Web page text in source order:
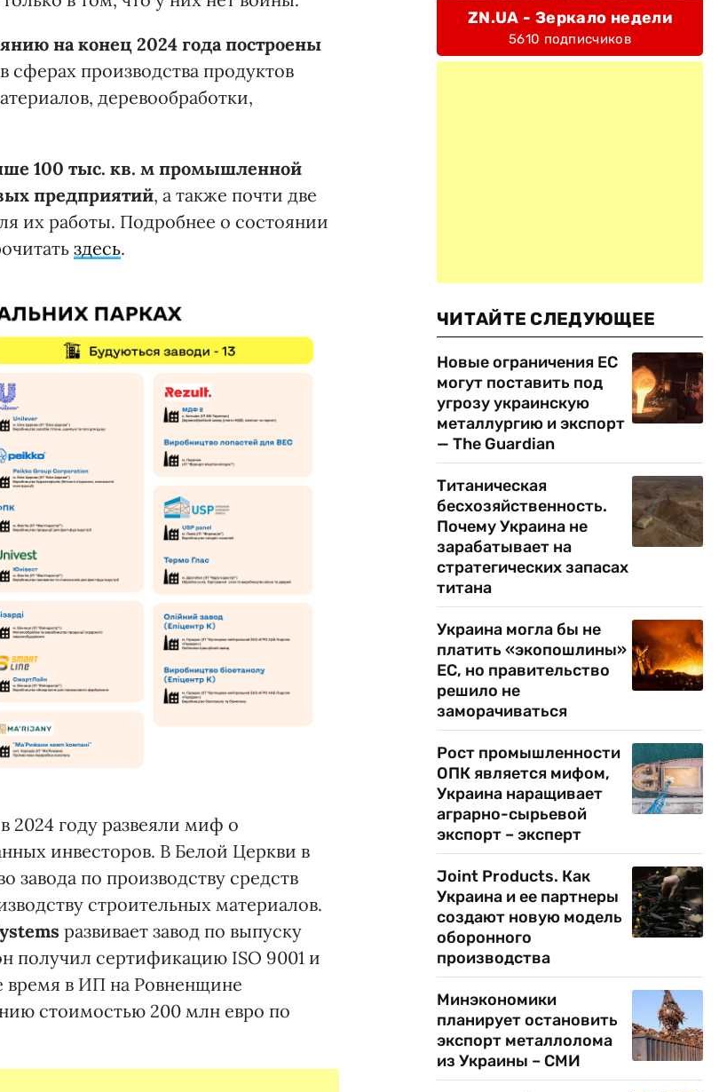
на конец 2024 года построены
сферах производства продуктов
деревообработки,
100 тыс. кв. м промышленной
предприятий, а также почти две
их работы. Подробнее о состоянии
здесь.
2024 году развеяли миф о
инвесторов. В Белой Церкви в
завода по производству средств
строительных материалов.
развивает завод по выпуску
получил сертификацию ISO 9001 и
время в ИП на Ровненщине
стоимостью 200 млн евро по
ZN.UA - Зеркало недели
5610 подписчиков
ЧИТАЙТЕ СЛЕДУЮЩЕЕ
Новые ограничения ЕС
могут поставить под
угрозу украинскую
металлургию и экспорт
— The Guardian
Титаническая
бесхозяйственность.
Почему Украина не
зарабатывает на
стратегических запасах
титана
Украина могла бы не
платить «экопошлины»
ЕС, но правительство
решило не
заморачиваться
Рост промышленности
ОПК является мифом,
Украина наращивает
аграрно-сырьевой
экспорт – эксперт
Joint Products. Как
Украина и ее партнеры
создают новую модель
оборонного
производства
Минэкономики
планирует остановить
экспорт металлолома
из Украины – СМИ